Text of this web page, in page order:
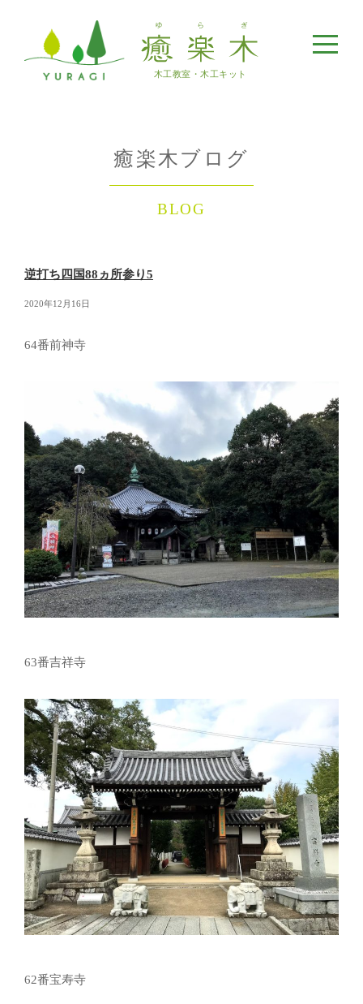
木工教室・木工キット
メ
ニ
癒楽木ブログ
BLOG
逆打ち四国88ヵ所参り5
2020年12月16日
64番前神寺
63番吉祥寺
62番宝寿寺